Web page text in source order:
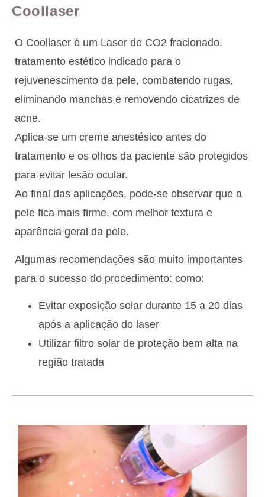
Coollaser
O Coollaser é um Laser de CO2 fracionado,
tratamento estético indicado para o
rejuvenescimento da pele, combatendo rugas,
eliminando manchas e removendo cicatrizes de
acne.
Aplica-se um creme anestésico antes do
tratamento e os olhos da paciente são protegidos
para evitar lesão ocular.
Ao final das aplicações, pode-se observar que a
pele fica mais firme, com melhor textura e
aparência geral da pele.
Algumas recomendações são muito importantes
para o sucesso do procedimento: como:
Evitar exposição solar durante 15 a 20 dias
após a aplicação do laser
Utilizar filtro solar de proteção bem alta na
região tratada